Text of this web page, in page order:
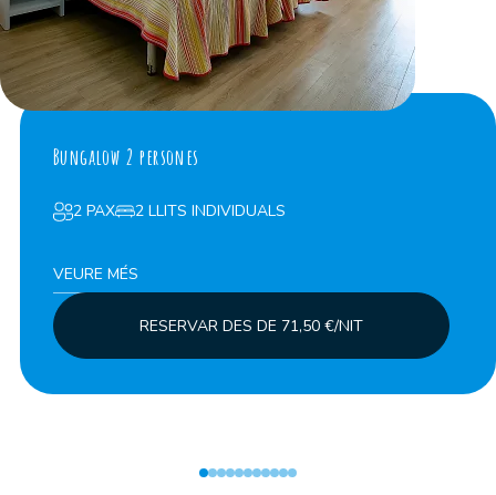
Bungalow 2 persones
2 PAX 2 LLITS INDIVIDUALS
VEURE MÉS
RESERVAR DES DE 71,50 €/NIT